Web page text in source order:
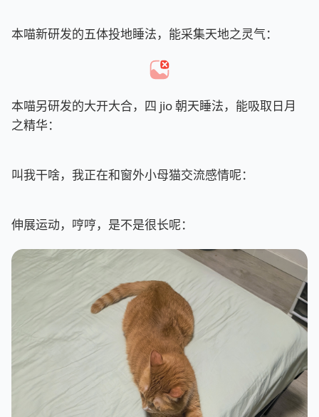
本喵新研发的五体投地睡法，能采集天地之灵气：
本喵另研发的大开大合，四 jio 朝天睡法，能吸取日月
之精华：
叫我干啥，我正在和窗外小母猫交流感情呢：
伸展运动，哼哼，是不是很长呢：